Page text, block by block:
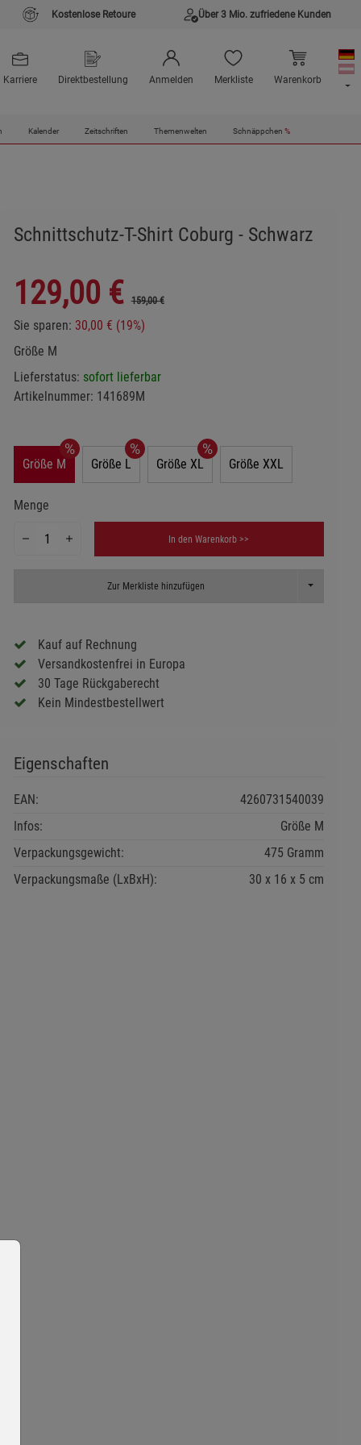
Kostenlose Retoure Über 3 Mio. zufriedene Kunden
Karriere Direktbestellung Anmelden Merkliste Warenkorb
Kalender Zeitschriften Themenwelten Schnäppchen %
Schnittschutz-T-Shirt Coburg - Schwarz
129,00 € 159,00 €
Sie sparen: 30,00 € (19%)
Größe M
Lieferstatus: sofort lieferbar
Artikelnummer: 141689M
Größe M Größe L Größe XL Größe XXL
Menge
In den Warenkorb >>
Zur Merkliste hinzufügen Toggle
Kauf auf Rechnung
Versandkostenfrei in Europa
30 Tage Rückgaberecht
Kein Mindestbestellwert
Eigenschaften
EAN:
4260731540039
Infos:
Größe M
Verpackungsgewicht:
475 Gramm
Verpackungsmaße (LxBxH):
30 16 5 cm